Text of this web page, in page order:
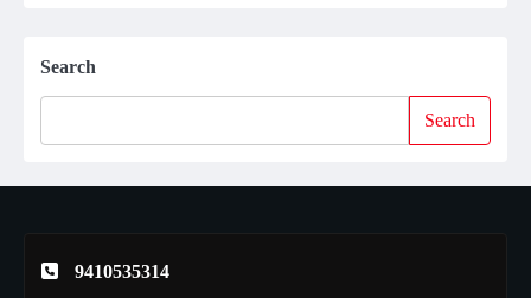
Search
Search
9410535314